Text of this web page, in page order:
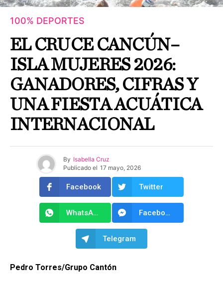
100% DEPORTES
EL CRUCE CANCÚN–
ISLA MUJERES 2026:
GANADORES, CIFRAS Y
UNA FIESTA ACUÁTICA
INTERNACIONAL
By Isabella Cruz
Publicado el 17 mayo, 2026
Facebook Twitter
WhatsApp Facebook Messenger
Telegram
Pedro Torres/Grupo Cantón